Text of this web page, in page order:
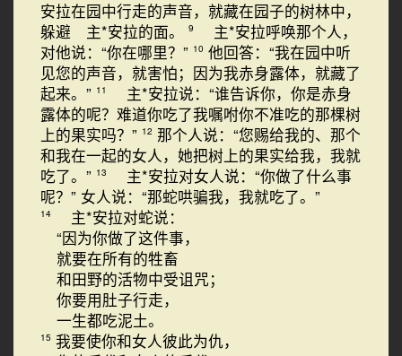
安拉在园中行走的声音，就藏在园子的树林中，
躲避 主*安拉的面。
9
主*安拉呼唤那个人，
对他说：“你在哪里？” 10 他回答：“我在园中听
见您的声音，就害怕；因为我赤身露体，就藏了
起来。” 11
主*安拉说：“谁告诉你，你是赤身
露体的呢？难道你吃了我嘱咐你不准吃的那棵树
上的果实吗？” 12 那个人说：“您赐给我的、那个
和我在一起的女人，她把树上的果实给我，我就
吃了。” 13
主*安拉对女人说：“你做了什么事
呢？” 女人说：“那蛇哄骗我，我就吃了。”
14
主*安拉对蛇说：
“因为你做了这件事，
就要在所有的牲畜
和田野的活物中受诅咒；
你要用肚子行走，
一生都吃泥土。
15 我要使你和女人彼此为仇，